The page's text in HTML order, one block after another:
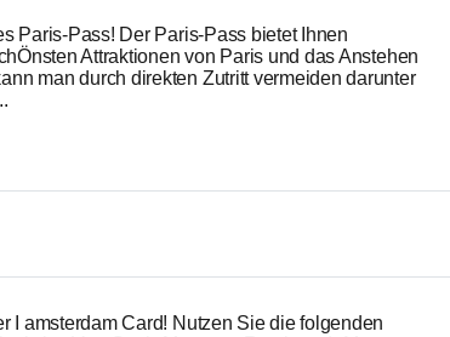
Paris-Pass! Der Paris-Pass bietet Ihnen
Attraktionen von Paris und das Anstehen
man durch direkten Zutritt vermeiden darunter
I amsterdam Card! Nutzen Sie die folgenden